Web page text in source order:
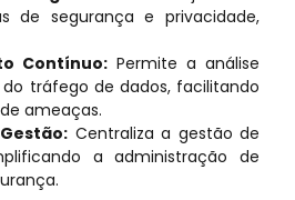
de segurança e privacidade,
Contínuo: Permite a análise
tráfego de dados, facilitando
ameaças.
Centraliza a gestão de
a administração de